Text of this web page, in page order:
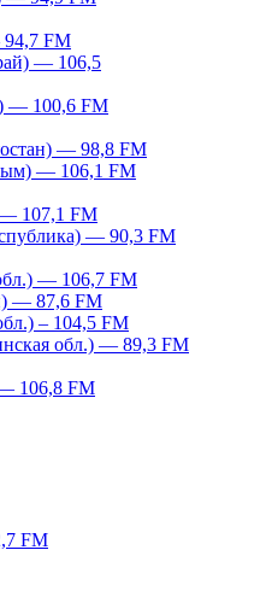
FM
— 106,5
— 100,6 FM
— 98,8 FM
— 106,1 FM
107,1 FM
— 90,3 FM
— 106,7 FM
— 87,6 FM
– 104,5 FM
обл.) — 89,3 FM
106,8 FM
FM